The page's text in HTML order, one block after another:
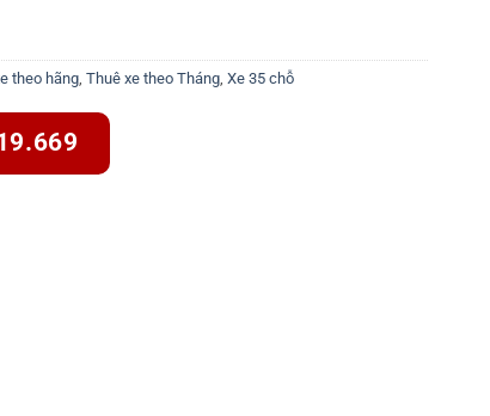
theo hãng, Thuê xe theo Tháng, Xe 35 chỗ